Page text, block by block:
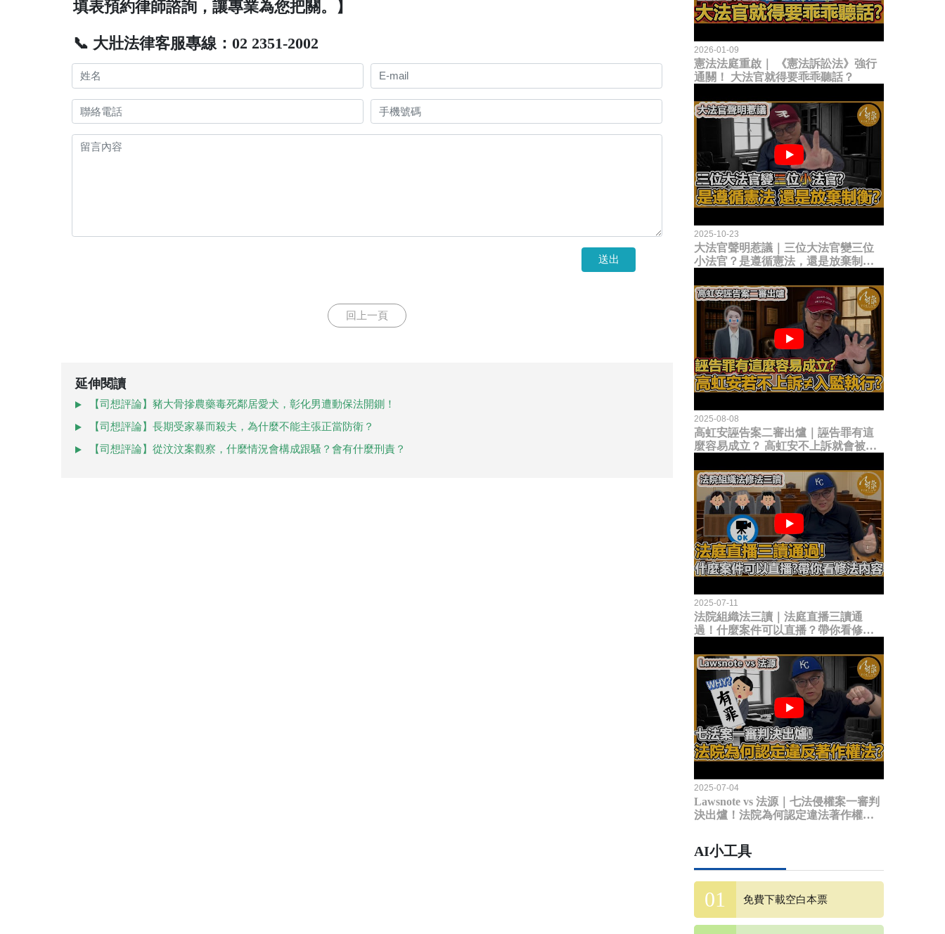
填表預約律師諮詢，讓專業為您把關。】
📞 大壯法律客服專線：02 2351-2002
送出
回上一頁
延伸閱讀
【司想評論】豬大骨摻農藥毒死鄰居愛犬，彰化男遭動保法開鍘！
【司想評論】長期受家暴而殺夫，為什麼不能主張正當防衛？
【司想評論】從汶汶案觀察，什麼情況會構成跟騷？會有什麼刑責？
2026-01-09
憲法法庭重啟｜ 《憲法訴訟法》強行
通關！ 大法官就得要乖乖聽話？
2025-10-23
大法官聲明惹議｜三位大法官變三位
小法官？是遵循憲法，還是放棄制衡
2025-08-08
高虹安誣告案二審出爐｜誣告罪有這
麼容易成立？ 高虹安不上訴就會被
2025-07-11
法院組織法三讀｜法庭直播三讀通
過！什麼案件可以直播？帶你看修法
2025-07-04
Lawsnote vs 法源｜七法侵權案一審判
決出爐！法院為何認定違法著作權
AI小工具
免費下載空白本票